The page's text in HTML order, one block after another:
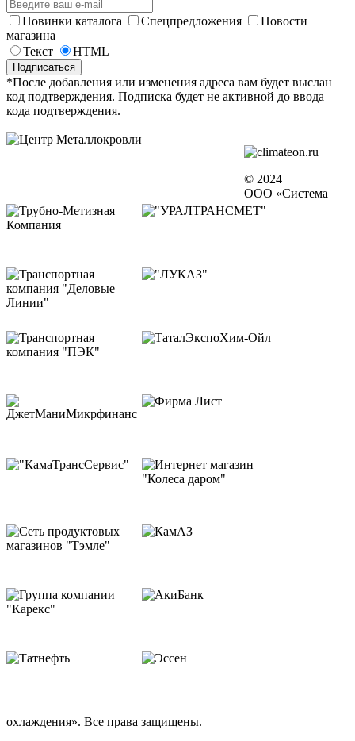
Новинки каталога Спецпредложения
Новости
магазина
Текст
HTML
*После добавления или изменения адреса вам будет выслан
код подтверждения. Подписка будет не активной до ввода
кода подтверждения.
© 2024
ООО «Система
охлаждения». Все права защищены.